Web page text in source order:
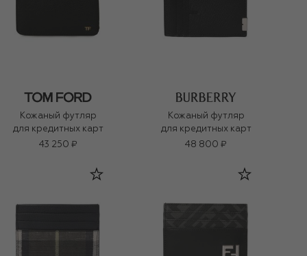
Кожаный футляр
для кредитных карт
43 250 ₽
Кожаный футляр
для кредитных карт
48 800 ₽